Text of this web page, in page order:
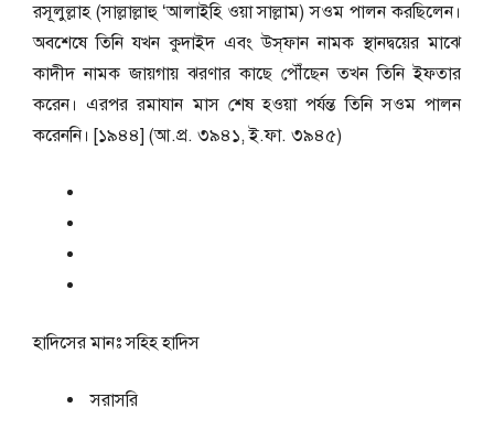
রসূলুল্লাহ (সাল্লাল্লাহু ‘আলাইহি ওয়া সাল্লাম) সওম পালন করছিলেন।
অবশেষে তিনি যখন কুদাইদ এবং উস্‌ফান নামক স্থানদ্বয়ের মাঝে
কাদীদ নামক জায়গায় ঝরণার কাছে পৌঁছেন তখন তিনি ইফতার
করেন। এরপর রমাযান মাস শেষ হওয়া পর্যন্ত তিনি সওম পালন
করেননি। [১৯৪৪] (আ.প্র. ৩৯৪১, ই.ফা. ৩৯৪৫)
হাদিসের মানঃসহিহ হাদিস
সরাসরি